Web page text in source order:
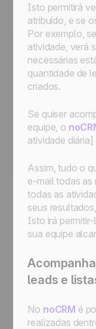
Isto permitirá
atribuído, e se
Por exemplo,
atividade, verá
necessárias
quantidade de
criados.
Se quiser
equipe, o
atividade
Assim, tudo o
e-mail todas as
todas as
seus
Isto irá
sua equipe
leads e
No noCRM é
realizadas